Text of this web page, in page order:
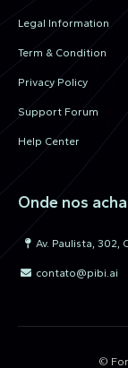
Legal Information
Term & Condition
Privacy Policy
Support Forum
Help Center
Onde nos
Av. Paulista, 302,
contato@pibi.ai
©